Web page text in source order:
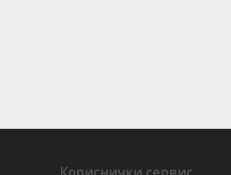
Кориснички сервис